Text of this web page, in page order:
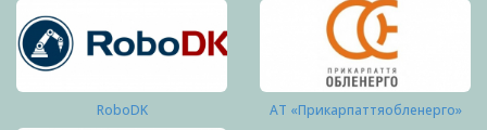
RoboDK АТ «Прикарпаттяобленерго»